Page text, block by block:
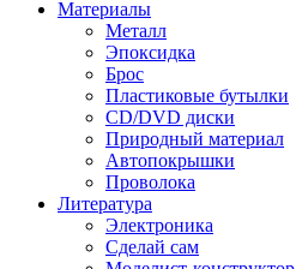
Материалы
Металл
Эпоксидка
Брос
Пластиковые бутылки
CD/DVD диски
Природный материал
Автопокрышки
Проволока
Литература
Электроника
Сделай сам